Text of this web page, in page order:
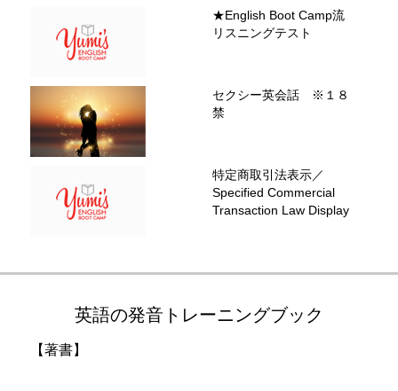
★English Boot Camp流
リスニングテスト
セクシー英会話 ※１８
禁
特定商取引法表示／
Specified Commercial
Transaction Law Display
英語の発音トレーニングブック
【著書】